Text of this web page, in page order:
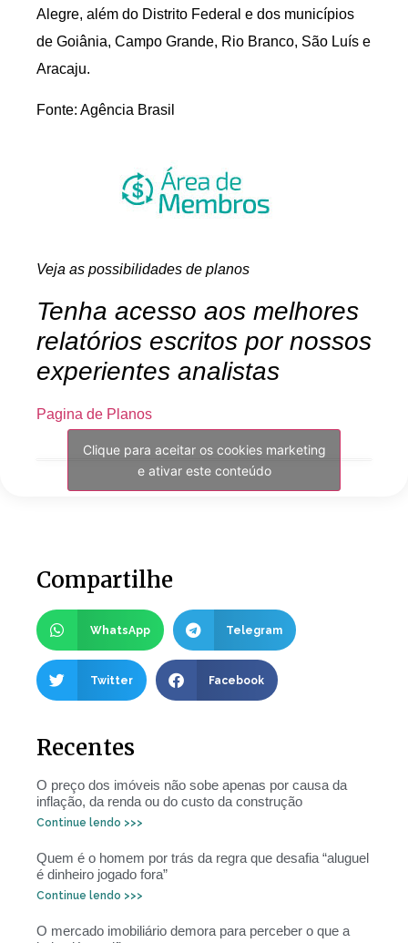
Alegre, além do Distrito Federal e dos municípios
de Goiânia, Campo Grande, Rio Branco, São Luís e
Aracaju.
Fonte: Agência Brasil
Veja as possibilidades de planos
Tenha acesso aos melhores
relatórios escritos por nossos
experientes analistas
Pagina de Planos
Clique para aceitar os cookies marketing
e ativar este conteúdo
Compartilhe
WhatsApp Telegram
Twitter Facebook
Recentes
O preço dos imóveis não sobe apenas por causa da
inflação, da renda ou do custo da construção
Continue lendo >>>
Quem é o homem por trás da regra que desafia “aluguel
é dinheiro jogado fora”
Continue lendo >>>
O mercado imobiliário demora para perceber o que a